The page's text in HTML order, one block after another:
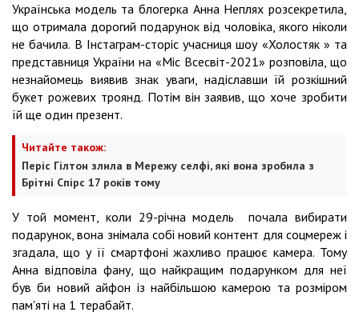
Українська модель та блогерка Анна Неплях розсекретила,
що отримала дорогий подарунок від чоловіка, якого ніколи
не бачила. В Інстаграм-сторіс учасниця шоу «Холостяк » та
представниця України на «Міс Всесвіт-2021» розповіла, що
незнайомець виявив знак уваги, надіславши їй розкішний
букет рожевих троянд. Потім він заявив, що хоче зробити
їй ще один презент.
Читайте також:
Періс Гілтон злила в Мережу селфі, які вона зробила з
Брітні Спірс 17 років тому
У той момент, коли 29-річна модель почала вибирати
подарунок, вона знімала собі новий контент для соцмереж і
згадала, що у її смартфоні жахливо працює камера. Тому
Анна відповіла фану, що найкращим подарунком для неї
був би новий айфон із найбільшою камерою та розміром
пам'яті на 1 терабайт.